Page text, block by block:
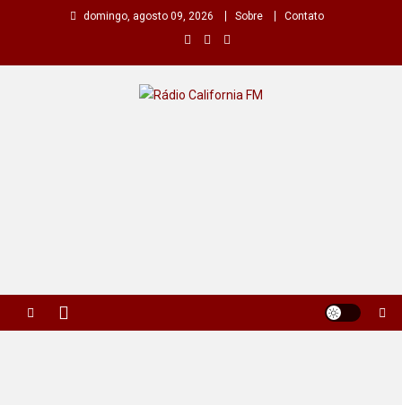
domingo, agosto 09, 2026 Sobre Contato